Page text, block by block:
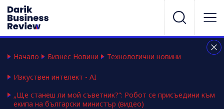
Начало Бизнес Новини Технологични новини
Изкуствен интелект - AI
„Ще станеш ли мой съветник?“: Робот се присъедини към
екипа на български министър (видео)